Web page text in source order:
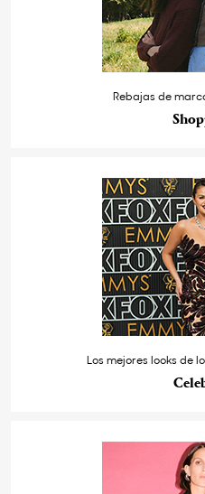
Rebajas de
Los mejores looks de